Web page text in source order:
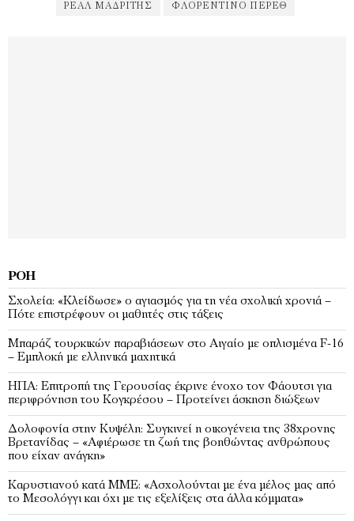
ΡΕΆΛ ΜΑΔΡΊΤΗΣ ΦΛΟΡΕΝΤΊΝΟ ΠΈΡΕΘ
ΡΟΉ
Σχολεία: «Κλείδωσε» ο αγιασμός για τη νέα σχολική χρονιά –
Πότε επιστρέφουν οι μαθητές στις τάξεις
Μπαράζ τουρκικών παραβιάσεων στο Αιγαίο με οπλισμένα F-16
– Εμπλοκή με ελληνικά μαχητικά
ΗΠΑ: Επιτροπή της Γερουσίας έκρινε ένοχο τον Φάουτσι για
περιφρόνηση του Κογκρέσου – Προτείνει άσκηση διώξεων
Δολοφονία στην Κυψέλη: Συγκινεί η οικογένεια της 38χρονης
Βρετανίδας – «Αφιέρωσε τη ζωή της βοηθώντας ανθρώπους
που είχαν ανάγκη»
Καρυστιανού κατά ΜΜΕ: «Ασχολούνται με ένα μέλος μας από
το Μεσολόγγι και όχι με τις εξελίξεις στα άλλα κόμματα»